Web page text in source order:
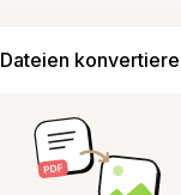
Dateien